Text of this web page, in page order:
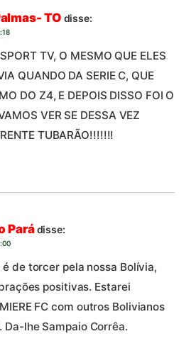
TO disse:
TV, O MESMO QUE ELES
QUANDO DA SERIE C, QUE
DO Z4, E DEPOIS DISSO FOI O
VER SE DESSA VEZ
TUBARÃO!!!!!!!
Parádisse:
de torcer pela nossa Bolívia,
positivas. Estarei
FC com outros Bolivianos
Da-lhe Sampaio Corrêa.